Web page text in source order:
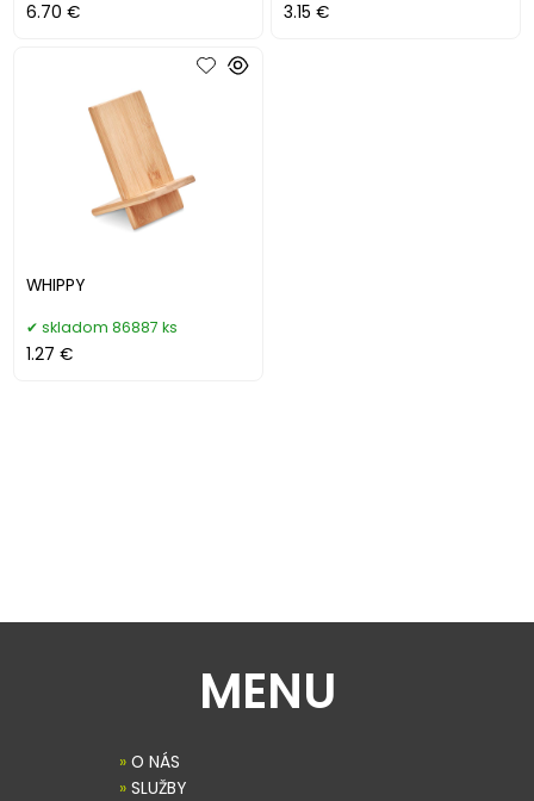
6.70 € 3.15 €
WHIPPY
skladom 86887 ks
1.27 €
MENU
» O NÁS
» SLUŽBY